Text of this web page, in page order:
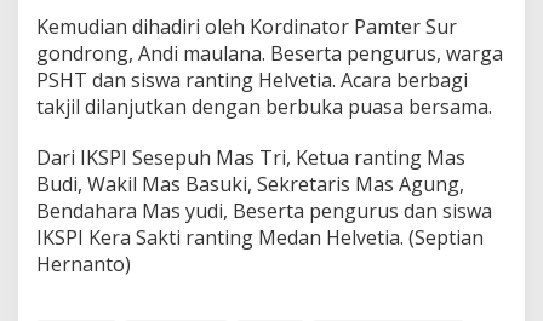
a
I
s
a
M
a
u
s
Kemudian dihadiri oleh Kordinator Pamter Sur
gondrong, Andi maulana. Beserta pengurus, warga
PSHT dan siswa ranting Helvetia. Acara berbagi
takjil dilanjutkan dengan berbuka puasa bersama.
Dari IKSPI Sesepuh Mas Tri, Ketua ranting Mas
Budi, Wakil Mas Basuki, Sekretaris Mas Agung,
Bendahara Mas yudi, Beserta pengurus dan siswa
IKSPI Kera Sakti ranting Medan Helvetia. (Septian
Hernanto)